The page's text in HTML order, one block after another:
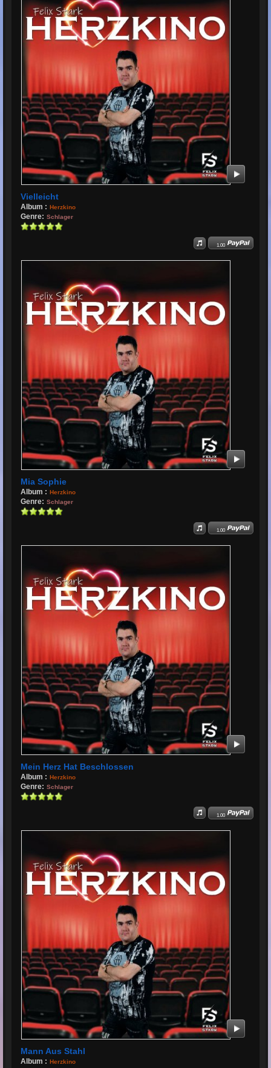
Vielleicht
Album : Herzkino
Genre: Schlager
1.00
Mia Sophie
Album : Herzkino
Genre: Schlager
1.00
Mein Herz Hat Beschlossen
Album : Herzkino
Genre: Schlager
1.00
Mann Aus Stahl
Album : Herzkino